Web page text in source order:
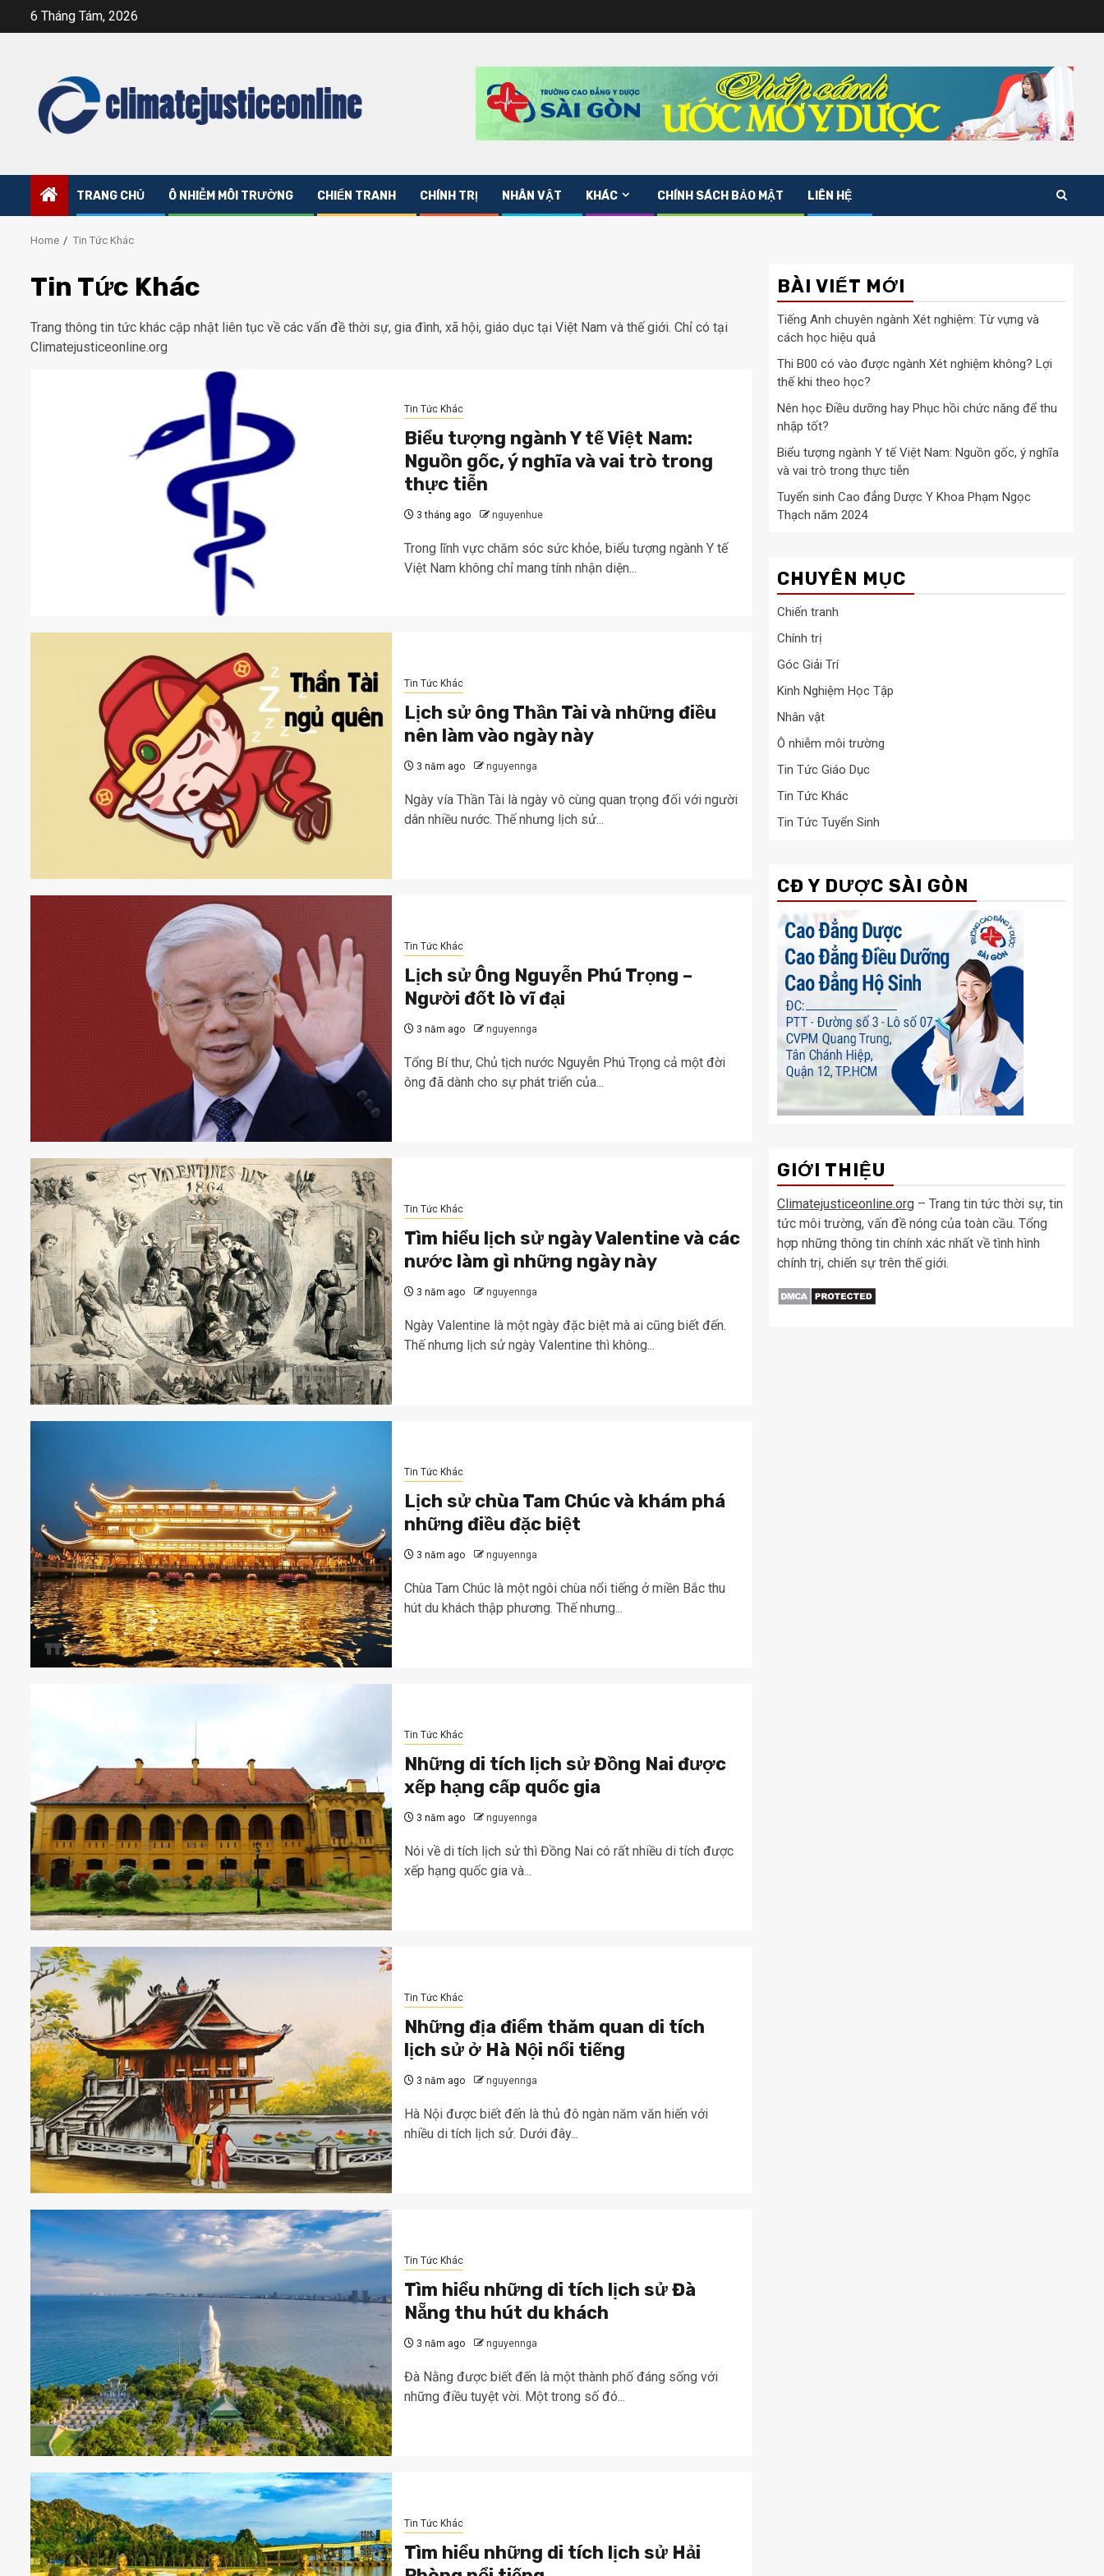
6 Tháng Tám, 2026
TRANG CHỦ Ô NHIỄM MÔI TRƯỜNG CHIẾN TRANH CHÍNH TRỊ NHÂN VẬT KHÁC CHÍNH SÁCH BẢO MẬT LIÊN HỆ
Home Tin Tức Khác
Tin Tức Khác
Trang thông tin tức khác cập nhật liên tục về các vấn đề thời sự, gia đình, xã hội, giáo dục tại Việt Nam và thế giới. Chỉ có tại
Climatejusticeonline.org
Tin Tức Khác
Biểu tượng ngành Y tế Việt Nam:
Nguồn gốc, ý nghĩa và vai trò trong
thực tiễn
3 tháng ago nguyenhue
Trong lĩnh vực chăm sóc sức khỏe, biểu tượng ngành Y tế
Việt Nam không chỉ mang tính nhận diện...
Tin Tức Khác
Lịch sử ông Thần Tài và những điều
nên làm vào ngày này
3 năm ago nguyennga
Ngày vía Thần Tài là ngày vô cùng quan trọng đối với người
dân nhiều nước. Thế nhưng lịch sử...
Tin Tức Khác
Lịch sử Ông Nguyễn Phú Trọng –
Người đốt lò vĩ đại
3 năm ago nguyennga
Tổng Bí thư, Chủ tịch nước Nguyễn Phú Trọng cả một đời
ông đã dành cho sự phát triển của...
Tin Tức Khác
Tìm hiểu lịch sử ngày Valentine và các
nước làm gì những ngày này
3 năm ago nguyennga
Ngày Valentine là một ngày đặc biệt mà ai cũng biết đến.
Thế nhưng lịch sử ngày Valentine thì không...
Tin Tức Khác
Lịch sử chùa Tam Chúc và khám phá
những điều đặc biệt
3 năm ago nguyennga
Chùa Tam Chúc là một ngôi chùa nổi tiếng ở miền Bắc thu
hút du khách thập phương. Thế nhưng...
Tin Tức Khác
Những di tích lịch sử Đồng Nai được
xếp hạng cấp quốc gia
3 năm ago nguyennga
Nói về di tích lịch sử thì Đồng Nai có rất nhiều di tích được
xếp hạng quốc gia và...
Tin Tức Khác
Những địa điểm thăm quan di tích
lịch sử ở Hà Nội nổi tiếng
3 năm ago nguyennga
Hà Nội được biết đến là thủ đô ngàn năm văn hiến với
nhiều di tích lịch sử. Dưới đây...
Tin Tức Khác
Tìm hiểu những di tích lịch sử Đà
Nẵng thu hút du khách
3 năm ago nguyennga
Đà Nằng được biết đến là một thành phố đáng sống với
những điều tuyệt vời. Một trong số đó...
Tin Tức Khác
Tìm hiểu những di tích lịch sử Hải
BÀI VIẾT MỚI
Tiếng Anh chuyên ngành Xét nghiệm: Từ vựng và
cách học hiệu quả
Thi B00 có vào được ngành Xét nghiệm không? Lợi
thế khi theo học?
Nên học Điều dưỡng hay Phục hồi chức năng để thu
nhập tốt?
Biểu tượng ngành Y tế Việt Nam: Nguồn gốc, ý nghĩa
và vai trò trong thực tiễn
Tuyển sinh Cao đẳng Dược Y Khoa Phạm Ngọc
Thạch năm 2024
CHUYÊN MỤC
Chiến tranh
Chính trị
Góc Giải Trí
Kinh Nghiệm Học Tập
Nhân vật
Ô nhiễm môi trường
Tin Tức Giáo Dục
Tin Tức Khác
Tin Tức Tuyển Sinh
CĐ Y DƯỢC SÀI GÒN
GIỚI THIỆU
Climatejusticeonline.org – Trang tin tức thời sự, tin
tức môi trường, vấn đề nóng của toàn cầu. Tổng
hợp những thông tin chính xác nhất về tình hình
chính trị, chiến sự trên thế giới.